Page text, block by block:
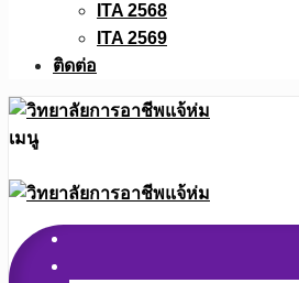
ITA 2568
ITA 2569
ติดต่อ
เมนู